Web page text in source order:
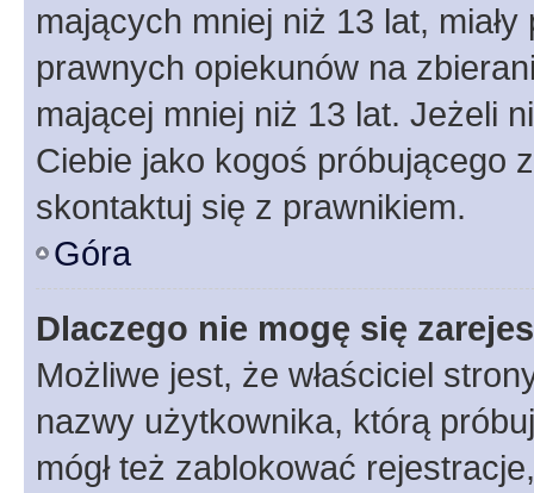
mających mniej niż 13 lat,
prawnych opiekunów na
mającej mniej niż 13 lat. Jeżeli
Ciebie jako kogoś próbującego
skontaktuj się z prawnikiem.
Góra
Dlaczego nie mogę się
Możliwe jest, że właściciel
nazwy użytkownika, którą
mógł też zablokować